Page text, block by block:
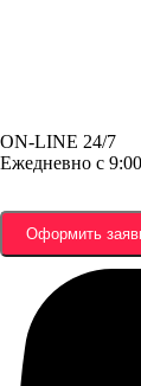
ON-LINE 24/7
Ежедневно с
Оформить